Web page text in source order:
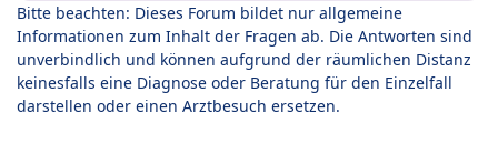
Bitte beachten: Dieses Forum bildet nur allgemeine
Informationen zum Inhalt der Fragen ab. Die Antworten sind
unverbindlich und können aufgrund der räumlichen Distanz
keinesfalls eine Diagnose oder Beratung für den Einzelfall
darstellen oder einen Arztbesuch ersetzen.